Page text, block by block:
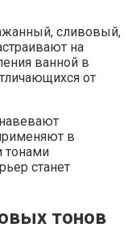
сливовый,
на
ванной в
от
в
тонами
станет
тонов